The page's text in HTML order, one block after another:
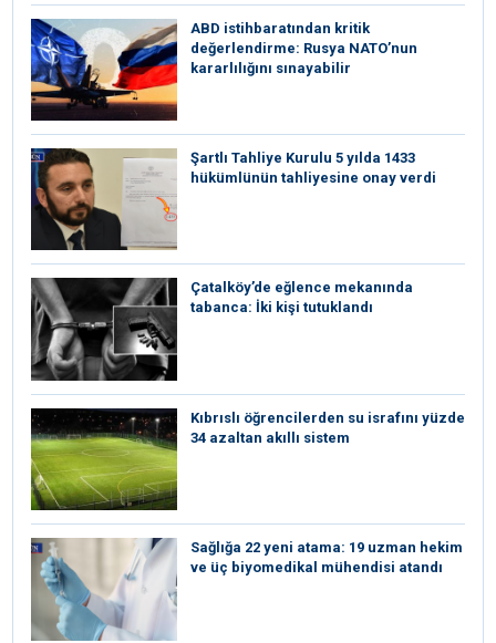
ABD istihbaratından kritik
değerlendirme: Rusya NATO’nun
kararlılığını sınayabilir
Şartlı Tahliye Kurulu 5 yılda 1433
hükümlünün tahliyesine onay verdi
Çatalköy’de eğlence mekanında
tabanca: İki kişi tutuklandı
Kıbrıslı öğrencilerden su israfını yüzde
34 azaltan akıllı sistem
Sağlığa 22 yeni atama: 19 uzman hekim
ve üç biyomedikal mühendisi atandı